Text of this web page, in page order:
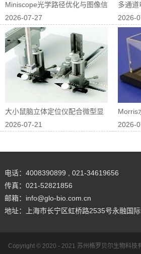
Miniscope光学路径优化与图像信
噪...
2026-07-27
多通
神经回
2026-
大小鼠脑立体定位仪配合微型显
微镜进行在体...
2026-07-21
Morris
优化
2026-
电话：4008390899 , 021-34619656
传真：021-52821856
邮箱：info@glo-bio.com.cn
地址：上海市长宁区虹桥路2535号永融国
Copyright © 2020 - 2021 苏州格罗贝尔生物科技